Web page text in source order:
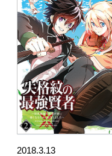
2018.3.13